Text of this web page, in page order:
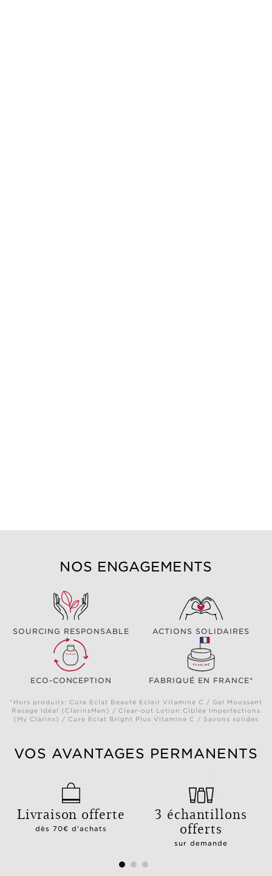
NOS ENGAGEMENTS
SOURCING RESPONSABLE ACTIONS SOLIDAIRES
ECO-CONCEPTION FABRIQUÉ EN FRANCE*
*Hors produits: Cure Eclat Beauté Eclair Vitamine C / Gel Moussant
Rasage Idéal (ClarinsMen) / Clear-out Lotion Ciblée Imperfections
(My Clarins) / Cure Eclat Bright Plus Vitamine C / Savons solides
VOS AVANTAGES PERMANENTS
Livraison offerte
dès 70€ d'achats
3 échantillons
offerts
sur demande